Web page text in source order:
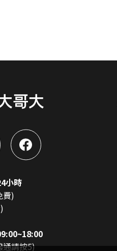
小時
費)
請按5)